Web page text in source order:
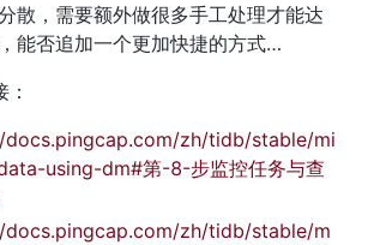
散，需要额外做很多手工处理才能达
能否追加一个更加快捷的方式…
zh/tidb/stable/mi
using-dm#第-8-步监控任务与查
zh/tidb/stable/m